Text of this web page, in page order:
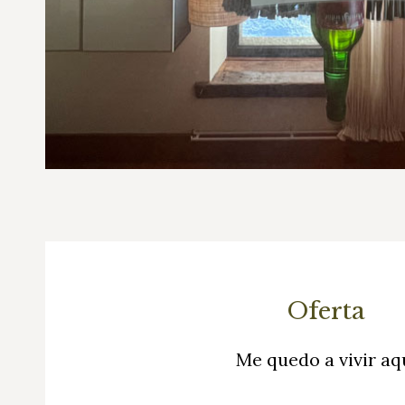
Oferta
Me quedo a vivir